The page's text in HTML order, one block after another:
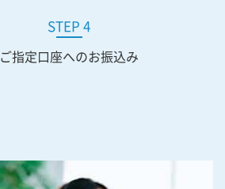
STEP 4
ご指定口座へのお振込み